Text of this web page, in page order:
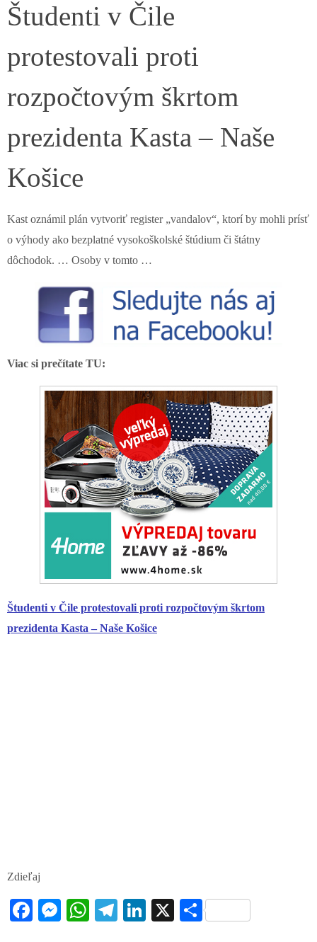
Študenti v Čile
protestovali proti
rozpočtovým škrtom
prezidenta Kasta – Naše
Košice
Kast oznámil plán vytvoriť register „vandalov“, ktorí by mohli prísť
o výhody ako bezplatné vysokoškolské štúdium či štátny
dôchodok. … Osoby v tomto …
Viac si prečítate TU:
Študenti v Čile protestovali proti rozpočtovým škrtom
prezidenta Kasta – Naše Košice
Zdieľaj
Fa M
W
Te
Li X S